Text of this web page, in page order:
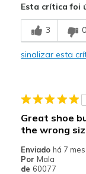
Comfortable
Melhores
Casual Wear
View On Shoes
Esta crítica foi
3 0
sinalizar esta
Great shoe
the wrong
Enviado há 7
Por Mala
de 60077